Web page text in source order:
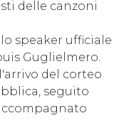
delle canzoni
speaker ufficiale
Guglielmero.
del corteo
seguito